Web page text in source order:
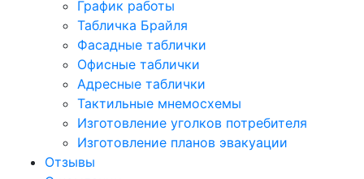
График работы
Табличка Брайля
Фасадные таблички
Офисные таблички
Адресные таблички
Тактильные мнемосхемы
Изготовление уголков потребителя
Изготовление планов эвакуации
Отзывы